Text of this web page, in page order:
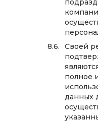
Своей
полное
данных